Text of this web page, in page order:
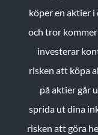
köper en aktier
och tror
investerar
risken att köpa
på aktier går
sprida ut dina
risken att göra